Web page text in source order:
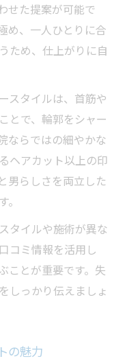
せた提案が可能で
め、一人ひとりに合
ため、仕上がりに自
スタイルは、首筋や
とで、輪郭をシャー
ならではの細やかな
ヘアカット以上の印
男らしさを両立した
タイルや施術が異な
コミ情報を活用し
ことが重要です。失
しっかり伝えましょ
の魅力